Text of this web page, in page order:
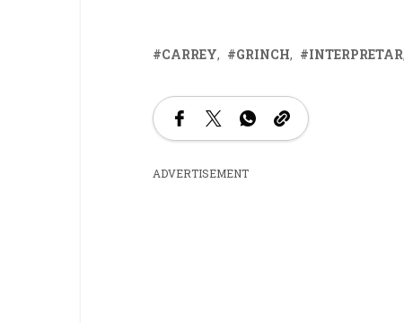
CARREY GRINCH INTERPRETAR
ADVERTISEMENT